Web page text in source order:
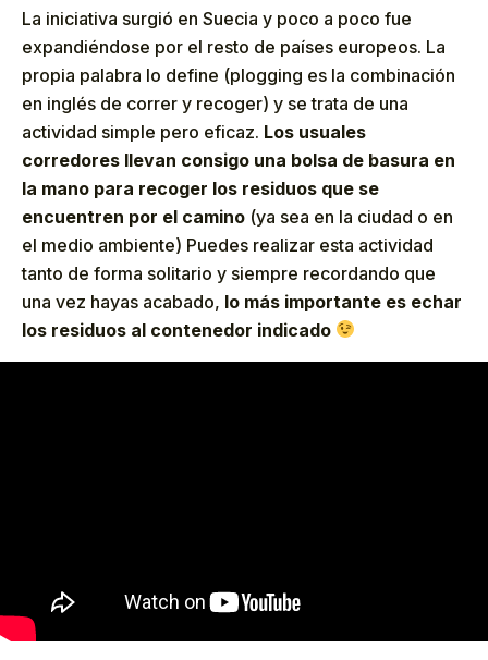
La iniciativa surgió en Suecia y poco a poco fue
expandiéndose por el resto de países europeos. La
propia palabra lo define (plogging es la combinación
en inglés de correr y recoger) y se trata de una
actividad simple pero eficaz. Los usuales
corredores llevan consigo una bolsa de basura en
la mano para recoger los residuos que se
encuentren por el camino (ya sea en la ciudad o en
el medio ambiente) Puedes realizar esta actividad
tanto de forma solitario y siempre recordando que
una vez hayas acabado, lo más importante es echar
los residuos al contenedor indicado